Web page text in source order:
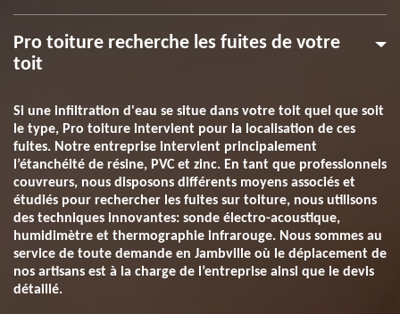
Pro toiture recherche les fuites de votre
toit
Si une infiltration d'eau se situe dans votre toit quel que soit
le type, Pro toiture intervient pour la localisation de ces
fuites. Notre entreprise intervient principalement
l’étanchéité de résine, PVC et zinc. En tant que professionnels
couvreurs, nous disposons différents moyens associés et
étudiés pour rechercher les fuites sur toiture, nous utilisons
des techniques innovantes: sonde électro-acoustique,
humidimètre et thermographie infrarouge. Nous sommes au
service de toute demande en Jambville où le déplacement de
nos artisans est à la charge de l’entreprise ainsi que le devis
détaillé.